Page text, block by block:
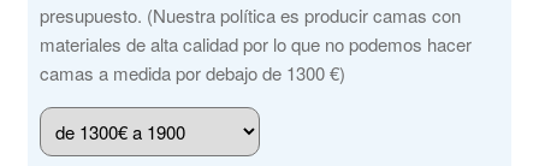
presupuesto. (Nuestra política es producir camas con
materiales de alta calidad por lo que no podemos hacer
camas a medida por debajo de 1300 €)